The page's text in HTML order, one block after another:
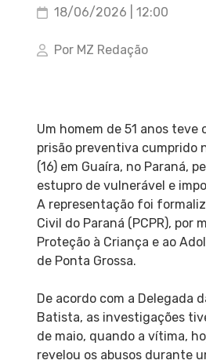
18/06/2026 | 12:00
Por MZ Redação
Um homem de 51 anos teve
prisão preventiva cumprido
(16) em Guaíra, no Paraná,
estupro de vulnerável e
A representação foi
Civil do Paraná (PCPR), por
Proteção à Criança e ao
de Ponta Grossa.
De acordo com a Delegada
Batista, as investigações
de maio, quando a vítima,
revelou os abusos durante